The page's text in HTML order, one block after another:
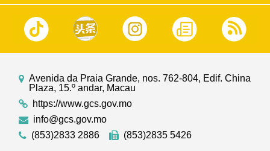
Avenida da Praia Grande, nos. 762-804, Edif. China
Plaza, 15.º andar, Macau
https://www.gcs.gov.mo
info@gcs.gov.mo
(853)2833 2886
(853)2835 5426